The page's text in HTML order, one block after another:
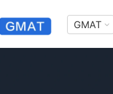
GMAT